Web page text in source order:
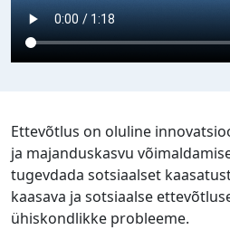
Ettevõtlus on oluline
ja majanduskasvu
tugevdada sotsiaalset
kaasava ja sotsiaalse
ühiskondlikke probleeme.